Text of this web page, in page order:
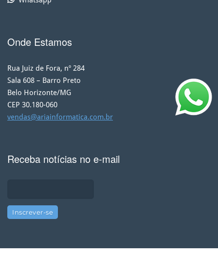
Onde Estamos
Rua Juiz de Fora, nº 284
Sala 608 – Barro Preto
Belo Horizonte/MG
CEP 30.180-060
vendas@ariainformatica.com.br
Receba notícias no e-mail